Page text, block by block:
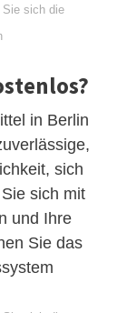
Sie sich die
in Berlin
sich
sich mit
und Ihre
Sie das